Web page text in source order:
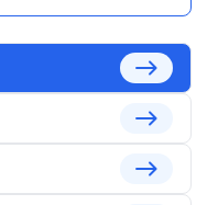
east
east
east